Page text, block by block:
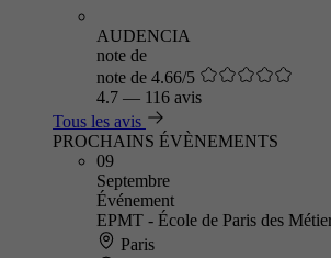
AUDENCIA
note de
note de 4.66/5
4.7 — 116 avis
Tous les avis
PROCHAINS ÉVÈNEMENTS
09
Septembre
Événement
EPMT - École de Paris des
Paris